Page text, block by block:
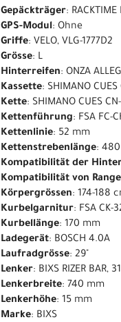
Gepäckträger: RACKTIME
GPS-Modul: Ohne
Griffe: VELO, VLG-1777D2
Grösse: L
Hinterreifen: ONZA
Kassette: SHIMANO CUES
Kette: SHIMANO CUES
Kettenführung: FSA FC-
Kettenlinie: 52 mm
Kettenstrebenlänge:
Kompatibilität der
Kompatibilität von
Körpergrössen: 174-188
Kurbelgarnitur: FSA CK-
Kurbellänge: 170 mm
Ladegerät: BOSCH 4.0A
Laufradgrösse: 29"
Lenker: BIXS RIZER BAR,
Lenkerbreite: 740 mm
Lenkerhöhe: 15 mm
Marke: BIXS